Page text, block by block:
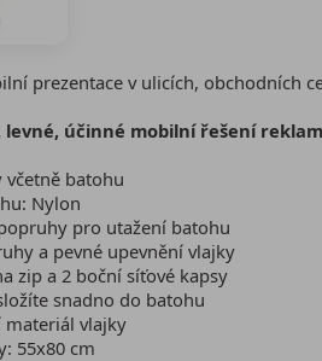
prezentace v ulicích, obchodních
levné, účinné mobilní řešení
včetně batohu
Nylon
pro utažení batohu
a pevné upevnění vlajky
zip a 2 boční síťové kapsy
snadno do batohu
vlajky
55x80 cm